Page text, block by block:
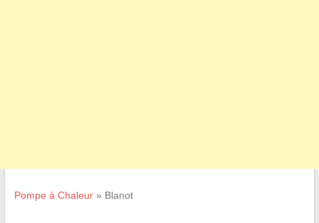
Pompe à Chaleur» Blanot